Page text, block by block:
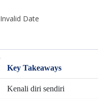
Invalid Date
Key Takeaways
Kenali diri sendiri